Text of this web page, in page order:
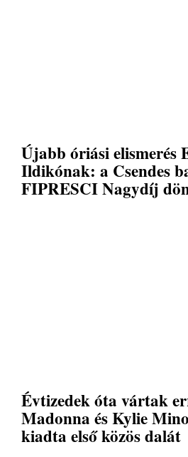
Újabb óriási elismerés
Ildikónak: a Csendes
FIPRESCI Nagydíj
Évtizedek óta vártak
Madonna és Kylie
kiadta első közös dalát